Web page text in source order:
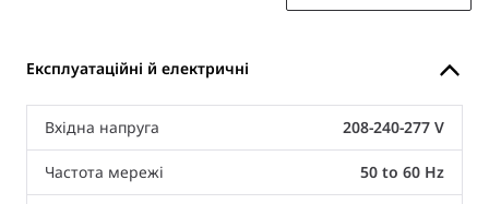
Експлуатаційні й електричні
Вхідна напруга 208-240-277 V
Частота мережі 50 to 60 Hz